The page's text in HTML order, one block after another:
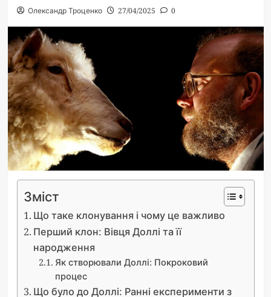
Олександр Троценко 27/04/2025 0
Зміст
Що таке клонування і чому це важливо
Перший клон: Вівця Доллі та її
народження
Як створювали Доллі: Покроковий
процес
Що було до Доллі: Ранні експерименти з